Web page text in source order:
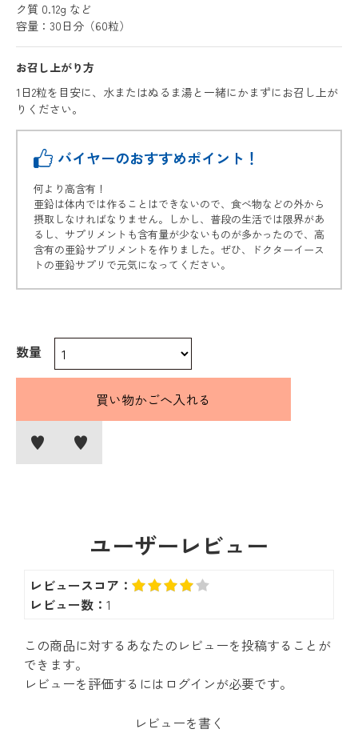
ク質 0.12g など
容量：30日分（60粒）
お召し上がり方
1日2粒を目安に、水またはぬるま湯と一緒にかまずにお召し上が
りください。
バイヤーのおすすめポイント！
何より高含有！
亜鉛は体内では作ることはできないので、食べ物などの外から
摂取しなければなりません。しかし、普段の生活では限界があ
るし、サプリメントも含有量が少ないものが多かったので、高
含有の亜鉛サプリメントを作りました。ぜひ、ドクターイース
トの亜鉛サプリで元気になってください。
数量
ユーザーレビュー
レビュースコア：
レビュー数： 1
この商品に対するあなたのレビューを投稿することが
できます。
レビューを評価するには ログインが必要です。
レビューを書く